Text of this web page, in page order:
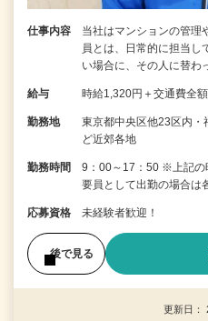
仕事内容
当社はマンションの管理
員とは、日常的に担当し
い場合に、その人に替
給与 時給1,320円＋交通費全
勤務地
東京都中央区他23区内・
ど近郊各地
勤務時間
9：00～17：50 ※上記の
要員として出勤の場合は
応募資格 未経験者歓迎！
後で見る
更新日：